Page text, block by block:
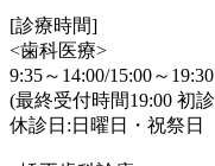
[診療時間]
<歯科医療>
9:35～14:00/15:00～19:30
(最終受付時間19:00 初
休診日:日曜日・祝祭日